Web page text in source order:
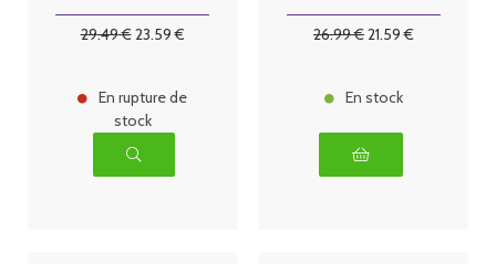
29.49€23.59€
En rupture de
stock
26.99€21.59 €
En stock